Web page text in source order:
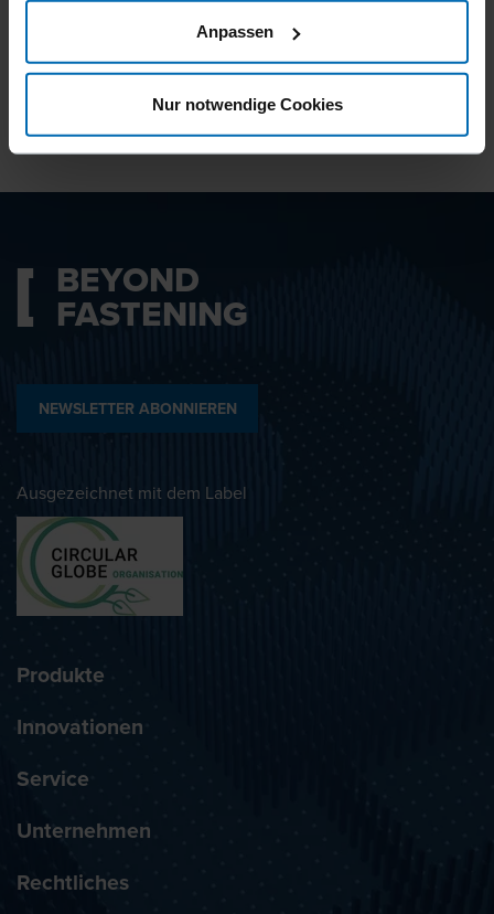
Anpassen
Nur notwendige Cookies
Datenschutzbestimmungen
BEYOND
FASTENING
NEWSLETTER ABONNIEREN
Ausgezeichnet mit dem Label
Produkte
Innovationen
Service
Unternehmen
Rechtliches